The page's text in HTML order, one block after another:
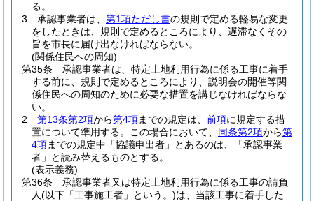
る。
3
承認事業者は、 第1項ただし書の規則で定める軽易な変更
をしたときは、規則で定めるところにより、遅滞なくその
旨を市長に届け出なければならない。
(関係住民への周知)
第35条
承認事業者は、特定土地利用行為に係る工事に着手
する前に、規則で定めるところにより、説明会の開催等関
係住民への周知のために必要な措置を講じなければならな
い。
2
第13条第2項から第4項までの規定は、 前項に規定する措
置について準用する。
この場合において、 同条第2項から第
4項までの規定中「協議申出者」とあるのは、「承認事業
者」と読み替えるものとする。
(表示義務)
第36条
承認事業者又は特定土地利用行為に係る工事の請負
人(以下「工事施工者」という。)は、当該工事に着手した